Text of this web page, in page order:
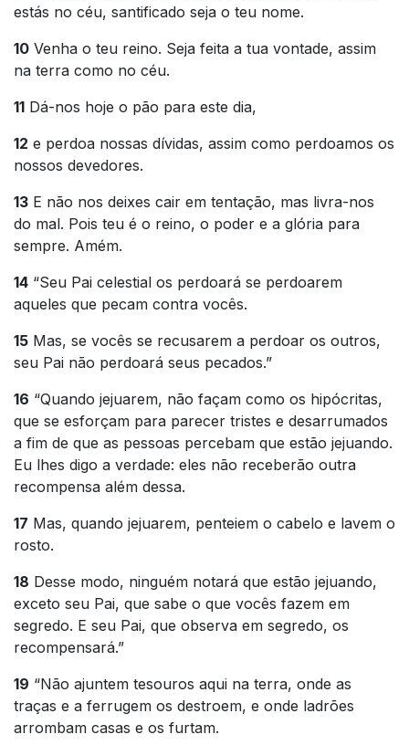
estás no céu, santificado seja o teu nome.
10 Venha o teu reino. Seja feita a tua vontade, assim
na terra como no céu.
11 Dá-nos hoje o pão para este dia,
12 e perdoa nossas dívidas, assim como perdoamos os
nossos devedores.
13 E não nos deixes cair em tentação, mas livra-nos
do mal. Pois teu é o reino, o poder e a glória para
sempre. Amém.
14 “Seu Pai celestial os perdoará se perdoarem
aqueles que pecam contra vocês.
15 Mas, se vocês se recusarem a perdoar os outros,
seu Pai não perdoará seus pecados.”
16 “Quando jejuarem, não façam como os hipócritas,
que se esforçam para parecer tristes e desarrumados
a fim de que as pessoas percebam que estão jejuando.
Eu lhes digo a verdade: eles não receberão outra
recompensa além dessa.
17 Mas, quando jejuarem, penteiem o cabelo e lavem o
rosto.
18 Desse modo, ninguém notará que estão jejuando,
exceto seu Pai, que sabe o que vocês fazem em
segredo. E seu Pai, que observa em segredo, os
recompensará.”
19 “Não ajuntem tesouros aqui na terra, onde as
traças e a ferrugem os destroem, e onde ladrões
arrombam casas e os furtam.